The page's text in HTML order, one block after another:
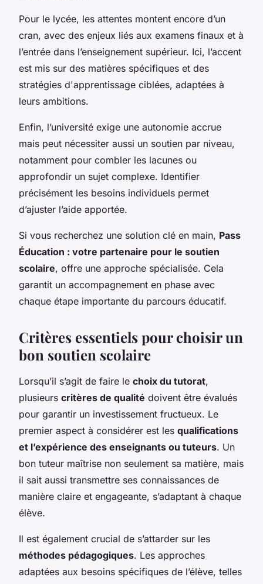
Pour le lycée, les attentes montent encore d’un
cran, avec des enjeux liés aux examens finaux et à
l’entrée dans l’enseignement supérieur. Ici, l’accent
est mis sur des matières spécifiques et des
stratégies d'apprentissage ciblées, adaptées à
leurs ambitions.
Enfin, l’université exige une autonomie accrue
mais peut nécessiter aussi un soutien par niveau,
notamment pour combler les lacunes ou
approfondir un sujet complexe. Identifier
précisément les besoins individuels permet
d’ajuster l’aide apportée.
Si vous recherchez une solution clé en main, Pass
Éducation : votre partenaire pour le soutien
scolaire, offre une approche spécialisée. Cela
garantit un accompagnement en phase avec
chaque étape importante du parcours éducatif.
Critères essentiels pour choisir un
bon soutien scolaire
Lorsqu’il s’agit de faire le choix du tutorat,
plusieurs critères de qualité doivent être évalués
pour garantir un investissement fructueux. Le
premier aspect à considérer est les qualifications
et l’expérience des enseignants ou tuteurs. Un
bon tuteur maîtrise non seulement sa matière, mais
il sait aussi transmettre ses connaissances de
manière claire et engageante, s’adaptant à chaque
élève.
Il est également crucial de s’attarder sur les
méthodes pédagogiques. Les approches
adaptées aux besoins spécifiques de l’élève, telles